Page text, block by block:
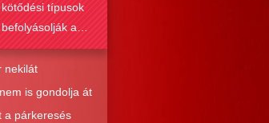
kötődési típusok
befolyásolják a
társkeresést is?
nekilát
is gondolja át
a párkeresés